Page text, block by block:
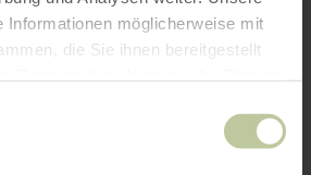
Informationen möglicherweise mit
die Sie ihnen bereitgestellt